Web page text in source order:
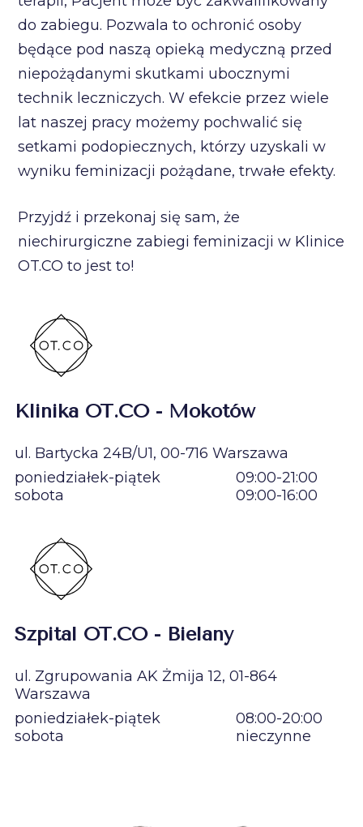
do zabiegu. Pozwala to ochronić osoby
będące pod naszą opieką medyczną przed
niepożądanymi skutkami ubocznymi
technik leczniczych. W efekcie przez wiele
lat naszej pracy możemy pochwalić się
setkami podopiecznych, którzy uzyskali w
wyniku feminizacji pożądane, trwałe efekty.
Przyjdź i przekonaj się sam, że
niechirurgiczne zabiegi feminizacji w Klinice
OT.CO to jest to!
Klinika OT.CO - Mokotów
ul. Bartycka 24B/U1, 00-716 Warszawa
poniedziałek-piątek
09:00-21:00
sobota
09:00-16:00
Szpital OT.CO - Bielany
ul. Zgrupowania AK Żmija 12, 01-864
Warszawa
poniedziałek-piątek
08:00-20:00
sobota
nieczynne